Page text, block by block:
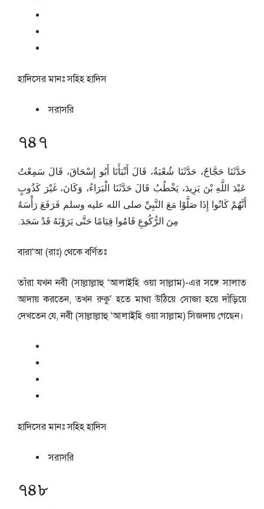
হাদিসের মানঃসহিহ হাদিস
সরাসরি
৭৪৭
حَدَّثَنَا حَجَّاجٌ، حَدَّثَنَا شُعْبَةُ، قَالَ أَنْبَأَنَا أَبُو إِسْحَاقَ، قَالَ سَمِعْتُ
عَبْدَ اللَّهِ بْنَ يَزِيدَ، يَخْطُبُ قَالَ حَدَّثَنَا الْبَرَاءُ، وَكَانَ، غَيْرَ كَذُوبٍ
أَنَّهُمْ كَانُوا إِذَا صَلَّوْا مَعَ النَّبِيِّ صلى الله عليه وسلم فَرَفَعَ رَأْسَهُ
مِنَ الرُّكُوعِ قَامُوا قِيَامًا حَتَّى يَرَوْنَهُ قَدْ سَجَدَ‏.‏
বারা‘আ (রাঃ) থেকে বর্ণিতঃ
তাঁরা যখন নবী (সাল্লাল্লাহু ‘আলাইহি ওয়া সাল্লাম)-এর সঙ্গে সালাত
আদায় করতেন, তখন রুকু’ হতে মাথা উঠিয়ে সোজা হয়ে দাঁড়িয়ে
দেখতেন যে, নবী (সাল্লাল্লাহু ‘আলাইহি ওয়া সাল্লাম) সিজদায় গেছেন।
হাদিসের মানঃসহিহ হাদিস
সরাসরি
৭৪৮